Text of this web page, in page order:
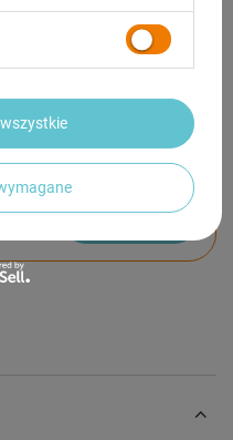
pytania?
Zadaj pytanie